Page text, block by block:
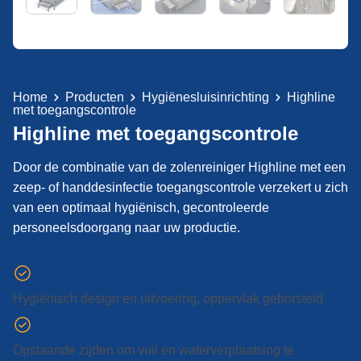
Home Producten Hygiënesluisinrichting
Highline
met toegangscontrole
Highline met toegangscontrole
Door de combinatie van de zolenreiniger Highline met een
zeep- of handdesinfectie toegangscontrole verzekert u zich
van een optimaal hygiënisch, gecontroleerde
personeelsdoorgang naar uw productie.
Hygiënisch design en uitvoering, oppervlak geborsteld
Opstaande zijden om vuil en waterverplaatsing te